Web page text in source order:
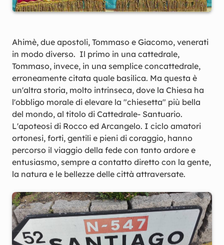
Ahimè, due apostoli, Tommaso e Giacomo, venerati
in modo diverso. Il primo in una cattedrale,
Tommaso, invece, in una semplice concattedrale,
erroneamente citata quale basilica. Ma questa è
un'altra storia, molto intrinseca, dove la Chiesa ha
l'obbligo morale di elevare la "chiesetta" più bella
del mondo, al titolo di Cattedrale- Santuario.
L'apoteosi di Rocco ed Arcangelo. I ciclo amatori
ortonesi, forti, gentili e pieni di coraggio, hanno
percorso il viaggio della fede con tanto ardore e
entusiasmo, sempre a contatto diretto con la gente,
la natura e le bellezze delle città attraversate.